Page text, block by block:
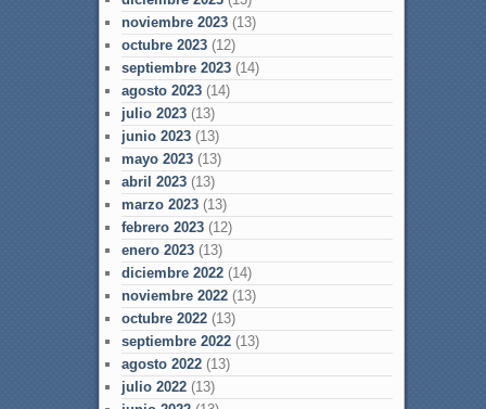
noviembre 2023(13)
octubre 2023(12)
septiembre 2023(14)
agosto 2023(14)
julio 2023(13)
junio 2023(13)
mayo 2023(13)
abril 2023(13)
marzo 2023(13)
febrero 2023(12)
enero 2023(13)
diciembre 2022(14)
noviembre 2022(13)
octubre 2022(13)
septiembre 2022(13)
agosto 2022(13)
julio 2022(13)